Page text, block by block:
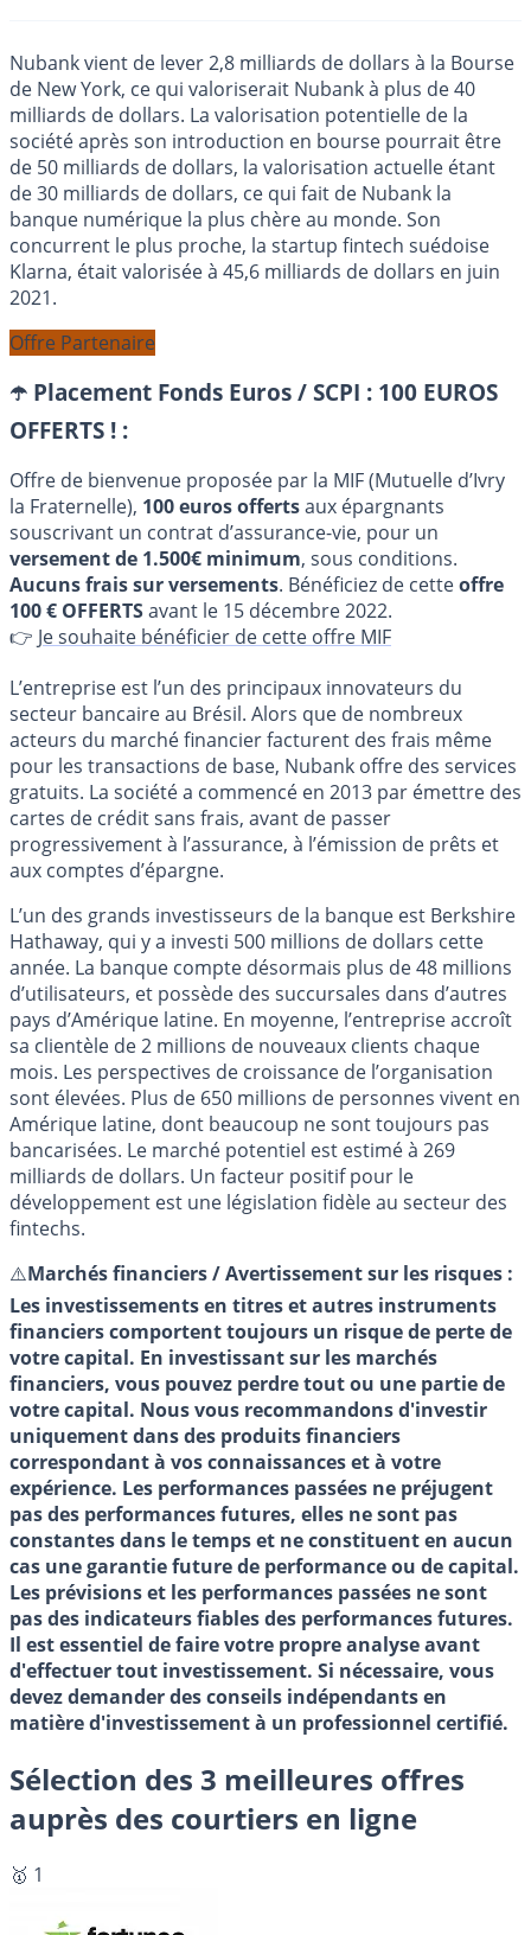
Nubank vient de lever 2,8 milliards de dollars à la Bourse
de New York, ce qui valoriserait Nubank à plus de 40
milliards de dollars. La valorisation potentielle de la
société après son introduction en bourse pourrait être
de 50 milliards de dollars, la valorisation actuelle étant
de 30 milliards de dollars, ce qui fait de Nubank la
banque numérique la plus chère au monde. Son
concurrent le plus proche, la startup fintech suédoise
Klarna, était valorisée à 45,6 milliards de dollars en juin
2021.
Offre Partenaire
☂️ Placement Fonds Euros / SCPI : 100 EUROS
OFFERTS ! :
Offre de bienvenue proposée par la MIF (Mutuelle d’Ivry
la Fraternelle), 100 euros offertsaux épargnants
souscrivant un contrat d’assurance-vie, pour un
versement de 1.500€ minimum, sous conditions.
Aucuns frais sur versements. Bénéficiez de cetteoffre
100 € OFFERTSavant le 15 décembre 2022.
👉 Je souhaite bénéficier de cette offre MIF
L’entreprise est l’un des principaux innovateurs du
secteur bancaire au Brésil. Alors que de nombreux
acteurs du marché financier facturent des frais même
pour les transactions de base, Nubank offre des services
gratuits. La société a commencé en 2013 par émettre des
cartes de crédit sans frais, avant de passer
progressivement à l’assurance, à l’émission de prêts et
aux comptes d’épargne.
L’un des grands investisseurs de la banque est Berkshire
Hathaway, qui y a investi 500 millions de dollars cette
année. La banque compte désormais plus de 48 millions
d’utilisateurs, et possède des succursales dans d’autres
pays d’Amérique latine. En moyenne, l’entreprise accroît
sa clientèle de 2 millions de nouveaux clients chaque
mois. Les perspectives de croissance de l’organisation
sont élevées. Plus de 650 millions de personnes vivent en
Amérique latine, dont beaucoup ne sont toujours pas
bancarisées. Le marché potentiel est estimé à 269
milliards de dollars. Un facteur positif pour le
développement est une législation fidèle au secteur des
fintechs.
⚠️Marchés financiers / Avertissement sur les risques :
Les investissements en titres et autres instruments
financiers comportent toujours un risque de perte de
votre capital. En investissant sur les marchés
financiers, vous pouvez perdre tout ou une partie de
votre capital. Nous vous recommandons d'investir
uniquement dans des produits financiers
correspondant à vos connaissances et à votre
expérience. Les performances passées ne préjugent
pas des performances futures, elles ne sont pas
constantes dans le temps et ne constituent en aucun
cas une garantie future de performance ou de capital.
Les prévisions et les performances passées ne sont
pas des indicateurs fiables des performances futures.
Il est essentiel de faire votre propre analyse avant
d'effectuer tout investissement. Si nécessaire, vous
devez demander des conseils indépendants en
matière d'investissement à un professionnel certifié.
Sélection des 3 meilleures offres
auprès des courtiers en ligne
🥇 1